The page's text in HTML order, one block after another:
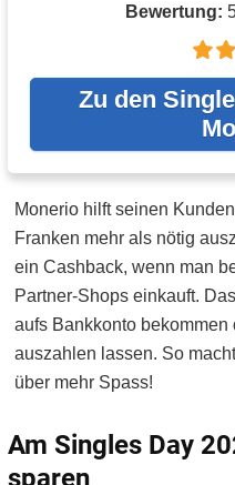
Bewertung:
Zu den
Monerio hilft seinen
Franken mehr als nötig
ein Cashback, wenn man
Partner-Shops einkauft.
aufs Bankkonto bekommen
auszahlen lassen. So
über mehr Spass!
Am Singles Day
sparen